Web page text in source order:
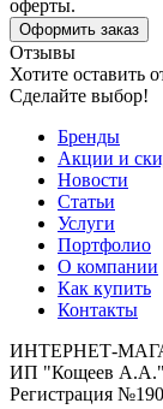
оферты.
Оформить заказ
Отзывы
Хотите оставить
Сделайте выбор!
Бренды
Акции и
Новости
Статьи
Услуги
Портфолио
О компании
Как купить
Контакты
ИНТЕРНЕТ-
ИП "Кощеев А.А."
Регистрация